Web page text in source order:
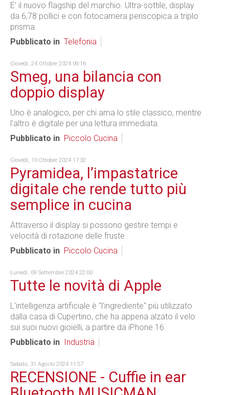
E’ il nuovo flagship del marchio. Ultra-sottile, display
da 6,78 pollici e con fotocamera periscopica a triplo
prisma.
Pubblicato in Telefonia
Giovedì, 24 Ottobre 2024 09:16
Smeg, una bilancia con
doppio display
Uno è analogico, per chi ama lo stile classico, mentre
l'altro è digitale per una lettura immediata.
Pubblicato in Piccolo Cucina
Giovedì, 10 Ottobre 2024 17:32
Pyramidea, l’impastatrice
digitale che rende tutto più
semplice in cucina
Attraverso il display si possono gestire tempi e
velocità di rotazione delle fruste.
Pubblicato in Piccolo Cucina
Lunedì, 09 Settembre 2024 22:00
Tutte le novità di Apple
L'intelligenza artificiale è "l'ingrediente" più utilizzato
dalla casa di Cupertino, che ha appena alzato il velo
sui suoi nuovi gioielli, a partire da iPhone 16.
Pubblicato in
Industria
Sabato, 31 Agosto 2024 11:57
RECENSIONE - Cuffie in ear